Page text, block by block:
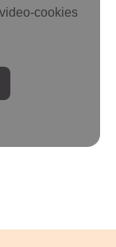
cookies